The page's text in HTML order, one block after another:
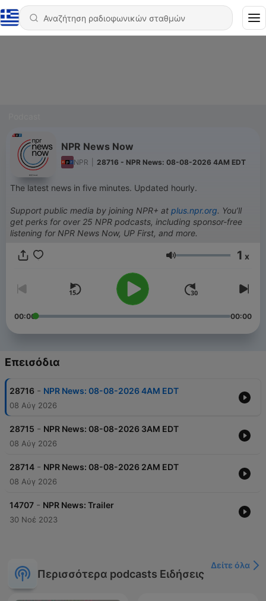
NPR News Now
NPR 28716 - NPR News: 08-08-2026 4AM EDT
The latest news in five minutes. Updated hourly.
Support public media by joining NPR+ at plus.npr.org. You’ll
get perks for over 25 NPR podcasts, including sponsor-free
listening for NPR News Now, UP First, and more.
Ένταση 1 x
00:00 00:00
Επεισόδια
28716 - NPR News: 08-08-2026 4AM EDT
08 Αύγ 2026
28715 - NPR News: 08-08-2026 3AM EDT
08 Αύγ 2026
28714 - NPR News: 08-08-2026 2AM EDT
08 Αύγ 2026
14707 - NPR News: Trailer
30 Νοέ 2023
Περισσότερα podcasts Ειδήσεις
Δείτε όλα